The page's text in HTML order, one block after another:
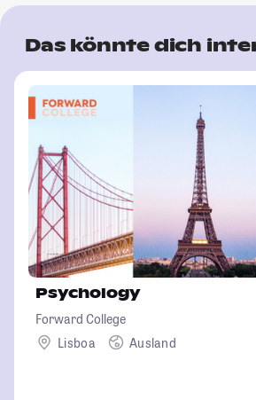
Das könnte dich
Psychology
Forward College
Lisboa
Ausland